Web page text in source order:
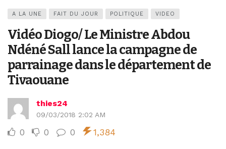
A LA UNE FAIT DU JOUR POLITIQUE VIDEO
Vidéo Diogo/ Le Ministre Abdou
Ndéné Sall lance la campagne de
parrainage dans le département de
Tivaouane
thies24
09/03/2018 2:02 AM
0 0 0 1,384